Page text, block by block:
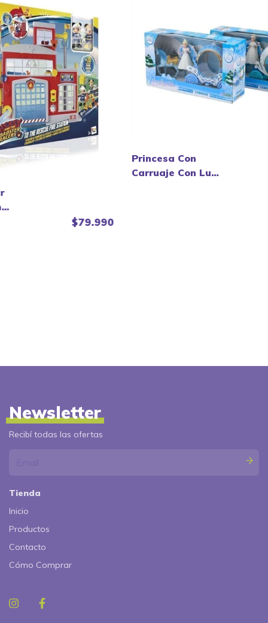
$79.990
Princesa Con
Carruaje Con Luz
Newsletter
Recibí todas las ofertas
Tienda
Inicio
Productos
Contacto
Cómo Comprar